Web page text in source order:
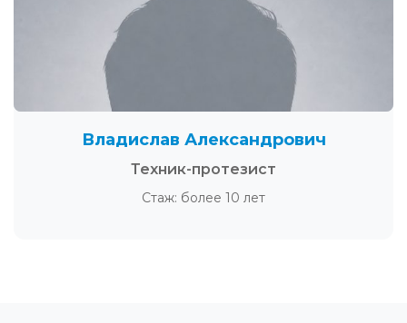
Владислав Александрович
Техник-протезист
Стаж: более 10 лет